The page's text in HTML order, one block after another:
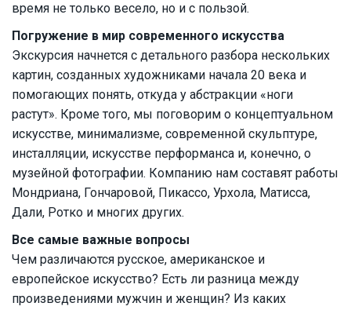
время не только весело, но и с пользой.
Погружение в мир современного искусства
Экскурсия начнется с детального разбора нескольких
картин, созданных художниками начала 20 века и
помогающих понять, откуда у абстракции «ноги
растут». Кроме того, мы поговорим о концептуальном
искусстве, минимализме, современной скульптуре,
инсталляции, искусстве перформанса и, конечно, о
музейной фотографии. Компанию нам составят работы
Мондриана, Гончаровой, Пикассо, Урхола, Матисса,
Дали, Ротко и многих других.
Все самые важные вопросы
Чем различаются русское, американское и
европейское искусство? Есть ли разница между
произведениями мужчин и женщин? Из каких